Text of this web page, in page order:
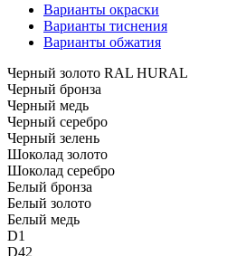
Варианты окраски
Варианты тиснения
Варианты обжатия
Черный золото RAL HURAL
Черный бронза
Черный медь
Черный серебро
Черный зелень
Шоколад золото
Шоколад серебро
Белый бронза
Белый золото
Белый медь
D1
D42